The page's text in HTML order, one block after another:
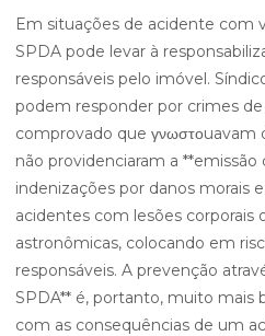
Em situações de acidente com
SPDA pode levar à
responsáveis pelo imóvel.
podem responder por crimes
comprovado que γνωστοuavam
não providenciaram a **emissão
indenizações por danos morais
acidentes com lesões corporais
astronômicas, colocando em
responsáveis. A prevenção
SPDA** é, portanto, muito mais
com as consequências de um